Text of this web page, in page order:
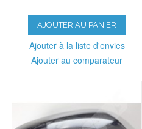
AJOUTER AU PANIER
Ajouter à la liste d'envies
Ajouter au comparateur